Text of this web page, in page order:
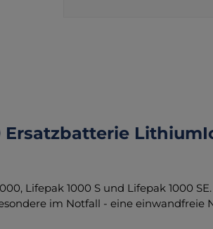
Ersatzbatterie
Lifepak 1000 S und Lifepak 1000
im Notfall - eine einwandfreie